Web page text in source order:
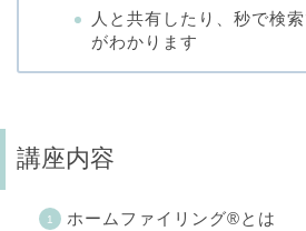
人と共有したり、秒で検
がわかります
講座内容
ホームファイリング®とは